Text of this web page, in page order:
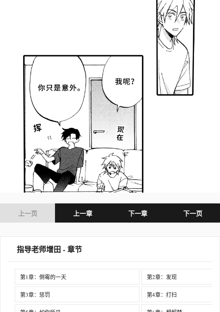
上一页 上一章 下一章 下一页
指导老师增田 - 章节
第1章：倒霉的一天 第2章：发现
第3章：惩罚 第4章：打扫